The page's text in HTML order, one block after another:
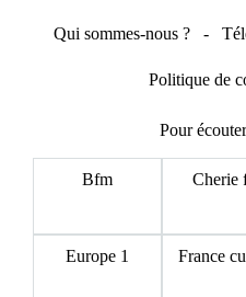
Qui sommes-nous ? -
Politique de
Pour
Bfm Cherie
Europe 1 France